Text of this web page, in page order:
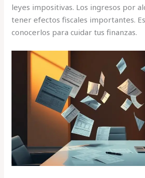
leyes impositivas. Los ingresos por
tener efectos fiscales importantes.
conocerlos para cuidar tus finanzas.